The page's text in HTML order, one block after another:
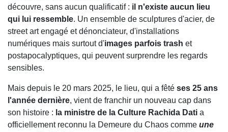
découvre, sans aucun qualificatif : il n'existe aucun lieu
qui lui ressemble. Un ensemble de sculptures d'acier, de
street art engagé et dénonciateur, d'installations
numériques mais surtout d'images parfois trash et
postapocalyptiques, qui peuvent surprendre les regards
sensibles.
Mais depuis le 20 mars 2025, le lieu, qui a fêté ses 25 ans
l'année dernière, vient de franchir un nouveau cap dans
son histoire : la ministre de la Culture Rachida Dati a
officiellement reconnu la Demeure du Chaos comme une